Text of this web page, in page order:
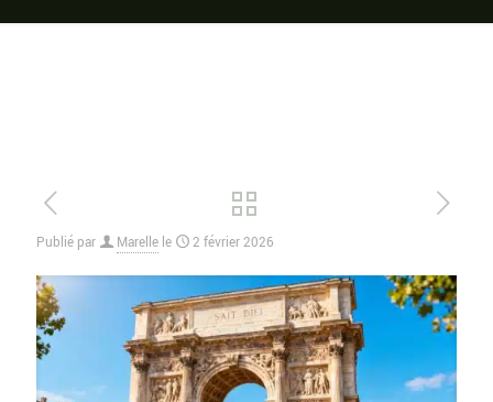
Publié par Marelle le 2 février 2026